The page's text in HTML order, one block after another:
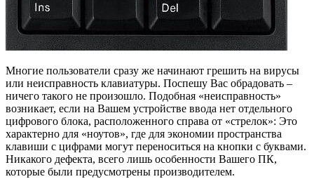
Многие пользователи сразу же начинают грешить на вирусы
или неисправность клавиатуры. Поспешу Вас обрадовать –
ничего такого не произошло. Подобная «неисправность»
возникает, если на Вашем устройстве ввода нет отдельного
цифрового блока, расположенного справа от «стрелок»: Это
характерно для «ноутов», где для экономии пространства
клавиши с цифрами могут переноситься на кнопки с буквами.
Никакого дефекта, всего лишь особенности Вашего ПК,
которые были предусмотрены производителем.